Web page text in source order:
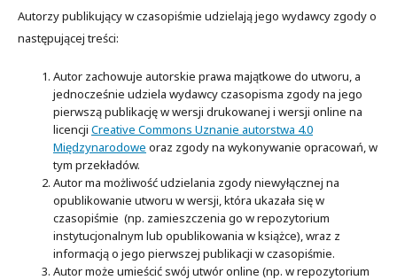
Autorzy publikujący w czasopiśmie udzielają jego wydawcy zgody o
następującej treści:
Autor zachowuje autorskie prawa majątkowe do utworu, a
jednocześnie udziela wydawcy czasopisma zgody na jego
pierwszą publikację w wersji drukowanej i wersji online na
licencji Creative Commons Uznanie autorstwa 4.0
Międzynarodowe oraz zgody na wykonywanie opracowań, w
tym przekładów.
Autor ma możliwość udzielania zgody niewyłącznej na
opublikowanie utworu w wersji, która ukazała się w
czasopiśmie (np. zamieszczenia go w repozytorium
instytucjonalnym lub opublikowania w książce), wraz z
informacją o jego pierwszej publikacji w czasopiśmie.
Autor może umieścić swój utwór online (np. w repozytorium